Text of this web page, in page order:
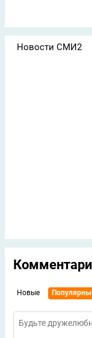
Новости СМИ2
Новые